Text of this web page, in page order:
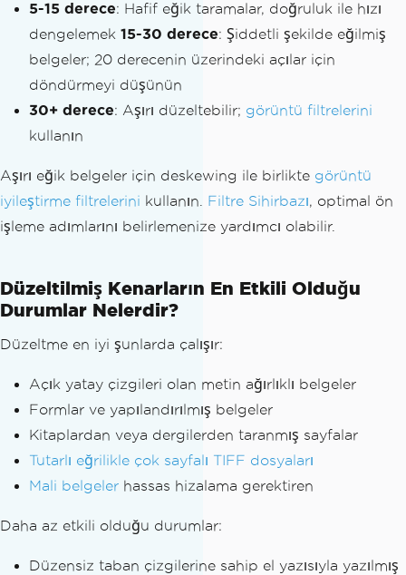
5-15 derece: Hafif eğik taramalar, doğruluk ile hızı
dengelemek 15-30 derece: Şiddetli şekilde eğilmiş
belgeler; 20 derecenin üzerindeki açılar için
döndürmeyi düşünün
30+ derece: Aşırı düzeltebilir; görüntü filtrelerini
kullanın
Aşırı eğik belgeler için deskewing ile birlikte görüntü
iyileştirme filtrelerini kullanın. Filtre Sihirbazı, optimal ön
işleme adımlarını belirlemenize yardımcı olabilir.
Düzeltilmiş Kenarların En Etkili Olduğu
Durumlar Nelerdir?
Düzeltme en iyi şunlarda çalışır:
Açık yatay çizgileri olan metin ağırlıklı belgeler
Formlar ve yapılandırılmış belgeler
Kitaplardan veya dergilerden taranmış sayfalar
Tutarlı eğrilikle çok sayfalı TIFF dosyaları
Mali belgeler hassas hizalama gerektiren
Daha az etkili olduğu durumlar:
Düzensiz taban çizgilerine sahip el yazısıyla yazılmış